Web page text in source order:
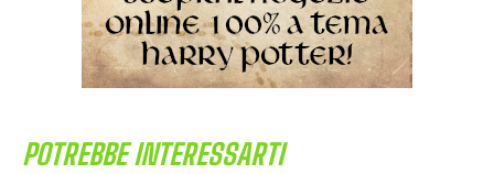
POTREBBE INTERESSARTI